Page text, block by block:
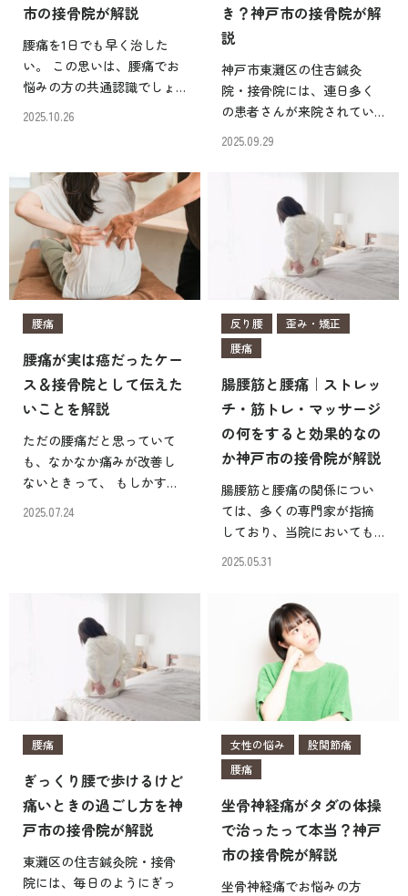
市の接骨院が解説
腰痛を1日でも早く治した
い。 この思いは、腰痛でお
悩みの方の共通認識でしょ
の方が来院されています
が、「1日でも早く何とかし
たい」という思いは、我々
[…]
2025.10.26
き？神戸市の接骨院が解
説
神戸市東灘区の住吉鍼灸
院・接骨院には、連日多く
の患者さんが来院されてい
されています。 ヘルニアの
改善のために、日常生活の
過ごし方からトレーニング
指導まで幅広いアドバイス
2025.09.29
腰痛
腰痛が実は癌だったケー
ス＆接骨院として伝えた
いことを解説
ただの腰痛だと思っていて
も、なかなか痛みが改善し
ないときって、 もしかする
と「癌」なのでは？と不安
2025.07.24
反り腰
歪み・矯正
腰痛
腸腰筋と腰痛｜ストレッ
チ・筋トレ・マッサージ
の何をすると効果的なの
か神戸市の接骨院が解説
腸腰筋と腰痛の関係につい
ては、多くの専門家が指摘
しており、当院においても
腸腰筋は腰痛時に着目する
腸腰筋に対して何をすれば
腰痛がよくなるのかイマイ
チわかりづらいのではない
でし […]
2025.05.31
腰痛
ぎっくり腰で歩けるけど
痛いときの過ごし方を神
戸市の接骨院が解説
東灘区の住吉鍼灸院・接骨
院には、毎日のようにぎっ
女性の悩み
股関節痛
腰痛
坐骨神経痛がタダの体操
で治ったって本当？神戸
市の接骨院が解説
坐骨神経痛でお悩みの方